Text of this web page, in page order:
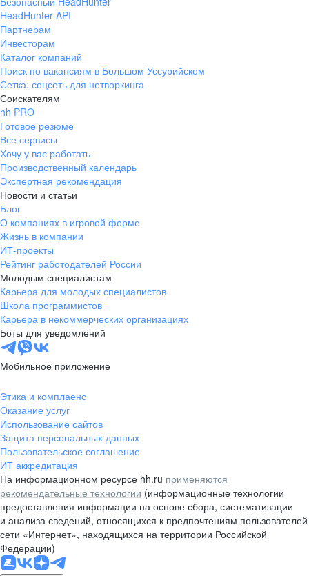
HeadHunter API
Партнерам
Инвесторам
Каталог компаний
Поиск по вакансиям в Большом Уссурийском
Сетка: соцсеть для нетворкинга
Соискателям
hh PRO
Готовое резюме
Все сервисы
Хочу у вас работать
Производственный календарь
Экспертная рекомендация
Новости и статьи
Блог
О компаниях в игровой форме
Жизнь в компании
ИТ-проекты
Рейтинг работодателей России
Молодым специалистам
Карьера для молодых специалистов
Школа программистов
Карьера в некоммерческих организациях
Боты для уведомлений
Мобильное приложение
Этика и комплаенс
Оказание услуг
Использование сайтов
Защита персональных данных
Пользовательское соглашение
ИТ аккредитация
На информационном ресурсе hh.ru применяются
рекомендательные технологии (информационные технологии
предоставления информации на основе сбора, систематизации
и анализа сведений, относящихся к предпочтениям пользователей
сети «Интернет», находящихся на территории Российской
Федерации)